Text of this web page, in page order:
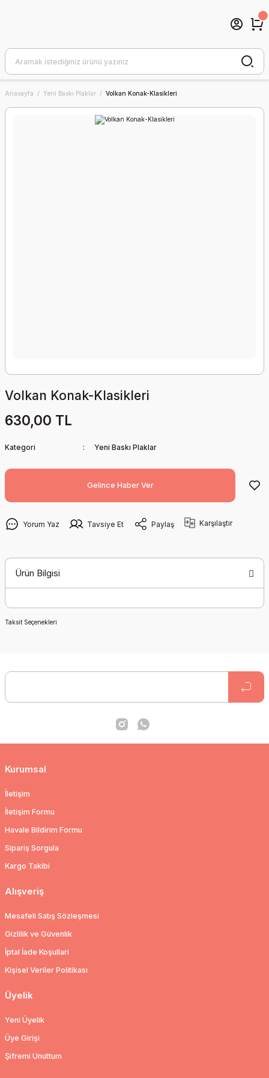
Anasayfa Yeni Baskı Plaklar Volkan Konak-Klasikleri
Volkan Konak-Klasikleri
630,00 TL
Kategori Yeni Baskı Plaklar
Gelince Haber Ver
Yorum Yaz Tavsiye Et Paylaş Karşılaştır
Ürün Bilgisi
Taksit Seçenekleri
Kurumsal
İletişim
İletişim Formu
Havale Bildirim Formu
Sipariş Sorgula
Kargo Takibi
Alışveriş
Mesafeli Satış Sözleşmesi
Gizlilik ve Güvenlik
İptal İade Koşullari
Kişisel Veriler Politikası
Üyelik
Yeni Üyelik
Üye Girişi
Şifremi Unuttum